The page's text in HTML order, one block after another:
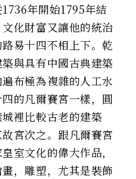
年開始1795年結
化財富又讓他的統治
易十四不相上下。乾
與具有中國古典建築
布極為複雜的人工水
的凡爾賽宮一樣，圓
裡比較古老的建築
宮次之。跟凡爾賽宮
室文化的偉大作品，
，雕塑，尤其是裝飾